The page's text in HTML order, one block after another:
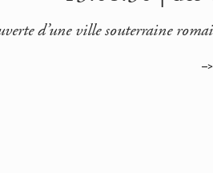
d’une ville souterraine